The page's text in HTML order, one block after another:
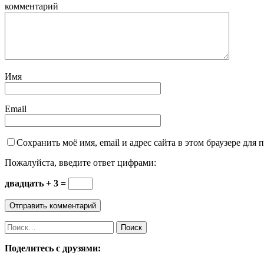
комментарий
Имя
Email
Сохранить моё имя, email и адрес сайта в этом браузере
Пожалуйста, введите ответ цифрами:
двадцать + 3 =
Найти:
Поделитесь с друзями: